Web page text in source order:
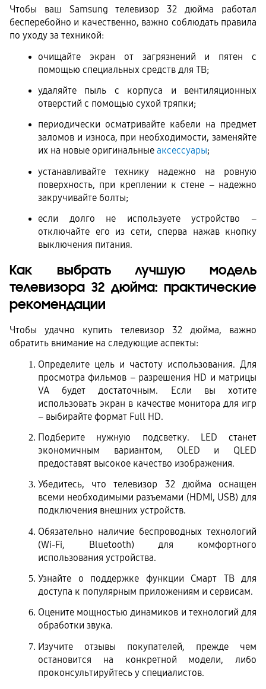
Чтобы ваш Samsung телевизор 32 дюйма работал
бесперебойно и качественно, важно соблюдать правила
по уходу за техникой:
очищайте экран от загрязнений и пятен с
помощью специальных средств для ТВ;
удаляйте пыль с корпуса и вентиляционных
отверстий с помощью сухой тряпки;
периодически осматривайте кабели на предмет
заломов и износа, при необходимости, заменяйте
их на новые оригинальные аксессуары;
устанавливайте технику надежно на ровную
поверхность, при креплении к стене – надежно
закручивайте болты;
если долго не используете устройство –
отключайте его из сети, сперва нажав кнопку
выключения питания.
Как выбрать лучшую модель
телевизора 32 дюйма: практические
рекомендации
Чтобы удачно купить телевизор 32 дюйма, важно
обратить внимание на следующие аспекты:
Определите цель и частоту использования. Для
просмотра фильмов – разрешения HD и матрицы
VA будет достаточным. Если вы хотите
использовать экран в качестве монитора для игр
– выбирайте формат Full HD.
Подберите нужную подсветку. LED станет
экономичным вариантом, OLED и QLED
предоставят высокое качество изображения.
Убедитесь, что телевизор 32 дюйма оснащен
всеми необходимыми разъемами (HDMI, USB) для
подключения внешних устройств.
Обязательно наличие беспроводных технологий
(Wi-Fi, Bluetooth) для комфортного
использования устройства.
Узнайте о поддержке функции Смарт ТВ для
доступа к популярным приложениям и сервисам.
Оцените мощностью динамиков и технологий для
обработки звука.
Изучите отзывы покупателей, прежде чем
остановится на конкретной модели, либо
проконсультируйтесь у специалистов.